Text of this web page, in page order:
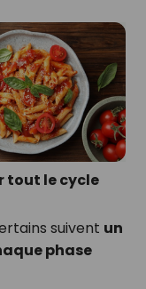
tout le cycle
suivent un
phase